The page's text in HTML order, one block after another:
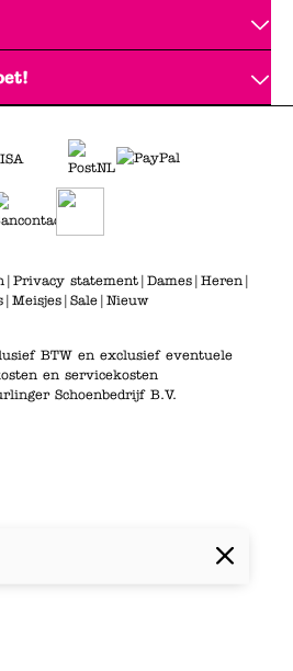
| Privacy statement| Dames| Heren|
| Meisjes| Sale| Nieuw
BTW en exclusief eventuele
en servicekosten
Schoenbedrijf B.V.